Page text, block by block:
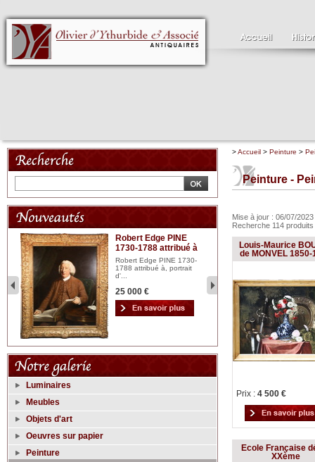
Robert Edge PINE
1730-1788 attribué à
Robert Edge PINE 1730-
1788 attribué à, portrait
d'...
25 000 € 2
Luminaires
Meubles
Objets d'art
Oeuvres sur papier
Peinture
>Accueil > Peinture >
Peinture -
Mise à jour : 06/07/
Recherche 114 produits
Louis-Maurice
de MONVEL 1850-
Prix : 4 500 €
Ecole Française
XXème